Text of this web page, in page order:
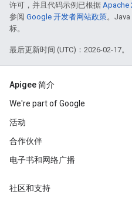
许可，并且代码示例已根据 Apache
参阅 Google 开发者网站政策。
标。
最后更新时间 (UTC)：2026-02-17。
Apigee 简介
We're part of Google
活动
合作伙伴
电子书和网络广播
社区和支持